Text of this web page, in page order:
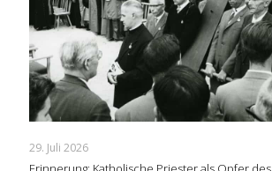
29. Juli 2026